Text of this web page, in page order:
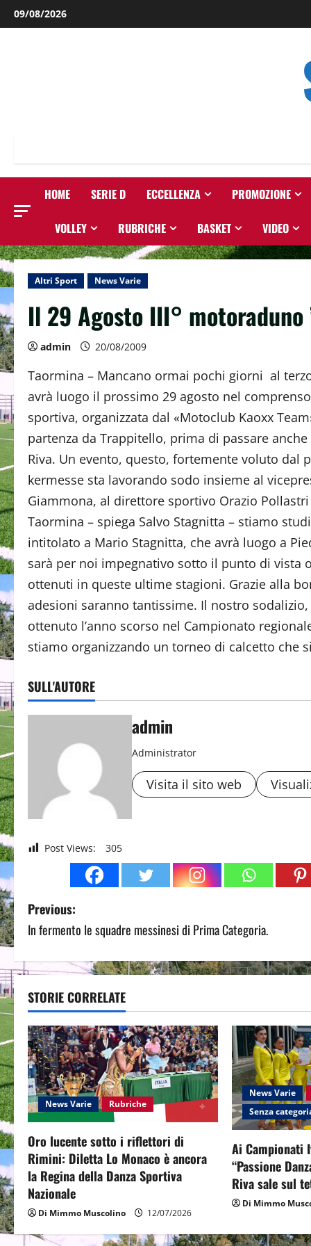
Salta
al
09/08/2026
HOME SERIE D ECCELLENZA PROMOZIONE
VOLLEY RUBRICHE BASKET VIDEO
Altri Sport News Varie
Il 29 Agosto III°
admin 20/08/2009
Taormina – Mancano ormai pochi giorni al
avrà luogo il prossimo 29 agosto nel
sportiva, organizzata dal «Motoclub Kaoxx
partenza da Trappitello, prima di passare
Riva. Un evento, questo, fortemente voluto dal
kermesse sta lavorando sodo insieme al
Giammona, al direttore sportivo Orazio
Taormina – spiega Salvo Stagnitta – stiamo
intitolato a Mario Stagnitta, che avrà luogo a
sarà per noi impegnativo sotto il punto di vista
ottenuti in queste ultime stagioni. Grazie alla
adesioni saranno tantissime. Il nostro
ottenuto l’anno scorso nel Campionato
stiamo organizzando un torneo di calcetto che
SULL'AUTORE
admin
Administrator
Visita il sito web
Post Views: 305
P
o
s
t
n
a
v
i
g
a
t
i
Previous:
In fermento le squadre messinesi di Prima Categoria.
STORIE CORRELATE
News Varie Rubriche
Oro lucente sotto i riflettori di
Rimini: Diletta Lo Monaco è ancora
la Regina della Danza Sportiva
Nazionale
Di Mimmo Muscolino 12/07/2026
News Varie
Senza
Ai Campionati
“Passione
Riva sale sul
Di Mimmo